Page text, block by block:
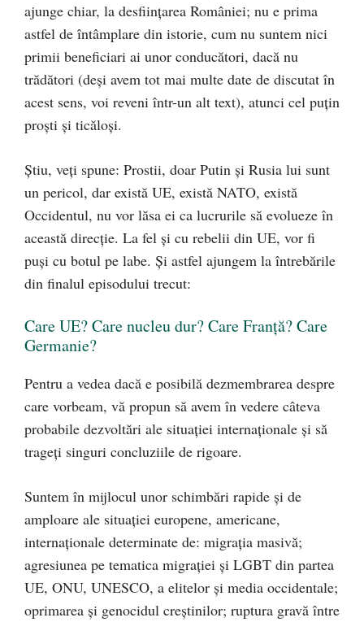
ajunge chiar, la desfiinţarea României; nu e prima
astfel de întâmplare din istorie, cum nu suntem nici
primii beneficiari ai unor conducători, dacă nu
trădători (deşi avem tot mai multe date de discutat în
acest sens, voi reveni într-un alt text), atunci cel puţin
proşti şi ticăloşi.
Ştiu, veţi spune: Prostii, doar Putin şi Rusia lui sunt
un pericol, dar există UE, există NATO, există
Occidentul, nu vor lăsa ei ca lucrurile să evolueze în
această direcţie. La fel şi cu rebelii din UE, vor fi
puşi cu botul pe labe. Şi astfel ajungem la întrebările
din finalul episodului trecut:
Care UE? Care nucleu dur? Care Franţă? Care
Germanie?
Pentru a vedea dacă e posibilă dezmembrarea despre
care vorbeam, vă propun să avem în vedere câteva
probabile dezvoltări ale situaţiei internaţionale şi să
trageţi singuri concluziile de rigoare.
Suntem în mijlocul unor schimbări rapide şi de
amploare ale situaţiei europene, americane,
internaţionale determinate de: migraţia masivă;
agresiunea pe tematica migraţiei şi LGBT din partea
UE, ONU, UNESCO, a elitelor şi media occidentale;
oprimarea şi genocidul creştinilor; ruptura gravă între